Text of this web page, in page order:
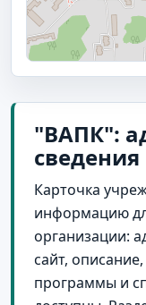
"ВАПК":
сведения
Карточка
информацию
организации:
сайт,
программы и